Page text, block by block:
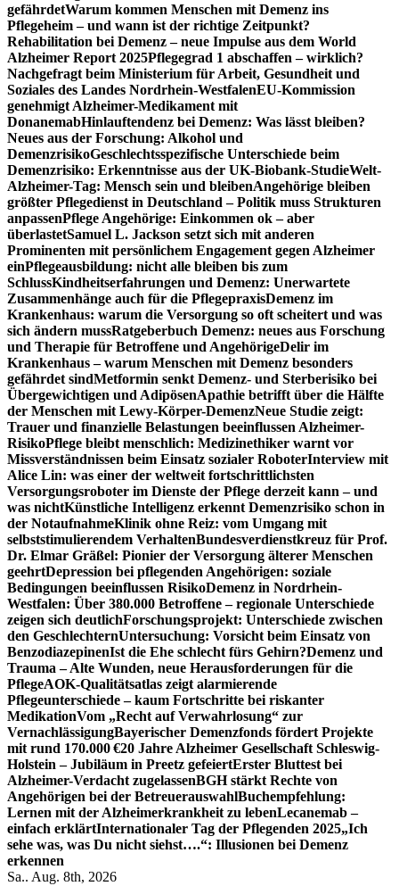
gefährdetWarum kommen Menschen mit Demenz ins
Pflegeheim – und wann ist der richtige Zeitpunkt?
Rehabilitation bei Demenz – neue Impulse aus dem World
Alzheimer Report 2025Pflegegrad 1 abschaffen – wirklich?
Nachgefragt beim Ministerium für Arbeit, Gesundheit und
Soziales des Landes Nordrhein-WestfalenEU-Kommission
genehmigt Alzheimer-Medikament mit
DonanemabHinlauftendenz bei Demenz: Was lässt bleiben?
Neues aus der Forschung: Alkohol und
DemenzrisikoGeschlechtsspezifische Unterschiede beim
Demenzrisiko: Erkenntnisse aus der UK-Biobank-StudieWelt-
Alzheimer-Tag: Mensch sein und bleibenAngehörige bleiben
größter Pflegedienst in Deutschland – Politik muss Strukturen
anpassenPflege Angehörige: Einkommen ok – aber
überlastetSamuel L. Jackson setzt sich mit anderen
Prominenten mit persönlichem Engagement gegen Alzheimer
einPflegeausbildung: nicht alle bleiben bis zum
SchlussKindheitserfahrungen und Demenz: Unerwartete
Zusammenhänge auch für die PflegepraxisDemenz im
Krankenhaus: warum die Versorgung so oft scheitert und was
sich ändern mussRatgeberbuch Demenz: neues aus Forschung
und Therapie für Betroffene und AngehörigeDelir im
Krankenhaus – warum Menschen mit Demenz besonders
gefährdet sindMetformin senkt Demenz- und Sterberisiko bei
Übergewichtigen und AdipösenApathie betrifft über die Hälfte
der Menschen mit Lewy-Körper-DemenzNeue Studie zeigt:
Trauer und finanzielle Belastungen beeinflussen Alzheimer-
RisikoPflege bleibt menschlich: Medizinethiker warnt vor
Missverständnissen beim Einsatz sozialer RoboterInterview mit
Alice Lin: was einer der weltweit fortschrittlichsten
Versorgungsroboter im Dienste der Pflege derzeit kann – und
was nichtKünstliche Intelligenz erkennt Demenzrisiko schon in
der NotaufnahmeKlinik ohne Reiz: vom Umgang mit
selbststimulierendem VerhaltenBundesverdienstkreuz für Prof.
Dr. Elmar Gräßel: Pionier der Versorgung älterer Menschen
geehrtDepression bei pflegenden Angehörigen: soziale
Bedingungen beeinflussen RisikoDemenz in Nordrhein-
Westfalen: Über 380.000 Betroffene – regionale Unterschiede
zeigen sich deutlichForschungsprojekt: Unterschiede zwischen
den GeschlechternUntersuchung: Vorsicht beim Einsatz von
BenzodiazepinenIst die Ehe schlecht fürs Gehirn?Demenz und
Trauma – Alte Wunden, neue Herausforderungen für die
PflegeAOK-Qualitätsatlas zeigt alarmierende
Pflegeunterschiede – kaum Fortschritte bei riskanter
MedikationVom „Recht auf Verwahrlosung“ zur
VernachlässigungBayerischer Demenzfonds fördert Projekte
mit rund 170.000 €20 Jahre Alzheimer Gesellschaft Schleswig-
Holstein – Jubiläum in Preetz gefeiertErster Bluttest bei
Alzheimer-Verdacht zugelassenBGH stärkt Rechte von
Angehörigen bei der BetreuerauswahlBuchempfehlung:
Lernen mit der Alzheimerkrankheit zu lebenLecanemab –
einfach erklärtInternationaler Tag der Pflegenden 2025„Ich
sehe was, was Du nicht siehst….“: Illusionen bei Demenz
erkennen
Sa.. Aug. 8th, 2026